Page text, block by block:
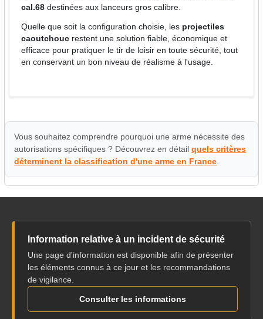
cal.68 destinées aux lanceurs gros calibre.
Quelle que soit la configuration choisie, les projectiles
caoutchouc restent une solution fiable, économique et
efficace pour pratiquer le tir de loisir en toute sécurité, tout
en conservant un bon niveau de réalisme à l'usage.
Vous souhaitez comprendre pourquoi une arme nécessite des
autorisations spécifiques ? Découvrez en détailquels critères
déterminent la classification d'une arme en France
Information relative à un incident de sécurité
Une page d'information est disponible afin de présenter
les éléments connus à ce jour et les recommandations
de vigilance.
Consulter les informations